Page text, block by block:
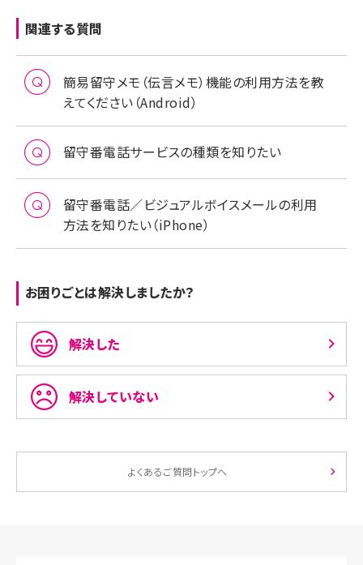
関連する質問
簡易留守メモ（伝言メモ）機能の利用方法を教
えてください（Android）
留守番電話サービスの種類を知りたい
留守番電話／ビジュアルボイスメールの利用
方法を知りたい（iPhone）
お困りごとは解決しましたか？
解決した
解決していない
よくあるご質問トップへ